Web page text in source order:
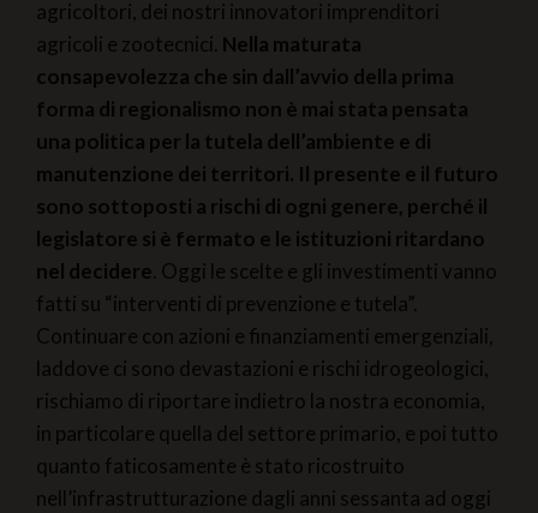
agricoltori, dei nostri innovatori imprenditori
agricoli e zootecnici. Nella maturata
consapevolezza che sin dall’avvio della prima
forma di regionalismo non è mai stata pensata
una politica per la tutela dell’ambiente e di
manutenzione dei territori. Il presente e il futuro
sono sottoposti a rischi di ogni genere, perché il
legislatore si è fermato e le istituzioni ritardano
nel decidere. Oggi le scelte e gli investimenti vanno
fatti su “interventi di prevenzione e tutela”.
Continuare con azioni e finanziamenti emergenziali,
laddove ci sono devastazioni e rischi idrogeologici,
rischiamo di riportare indietro la nostra economia,
in particolare quella del settore primario, e poi tutto
quanto faticosamente è stato ricostruito
nell’infrastrutturazione dagli anni sessanta ad oggi